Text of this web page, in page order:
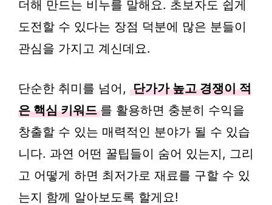
더해 만드는 비누를 말해요. 초보자도 쉽게
도전할 수 있다는 장점 덕분에 많은 분들이
관심을 가지고 계신데요.
단순한 취미를 넘어, 단가가 높고 경쟁이 적
은 핵심 키워드 를 활용하면 충분히 수익을
창출할 수 있는 매력적인 분야가 될 수 있습
니다. 과연 어떤 꿀팁들이 숨어 있는지, 그리
고 어떻게 하면 최저가로 재료를 구할 수 있
는지 함께 알아보도록 할게요!